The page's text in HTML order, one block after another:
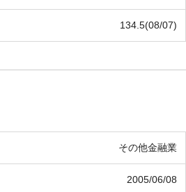
134.5(08/07)
その他金融業
2005/06/08